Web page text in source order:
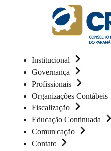
Institucional
Governança
Profissionais
Organizações Contábeis
Fiscalização
Educação Continuada
Comunicação
Contato